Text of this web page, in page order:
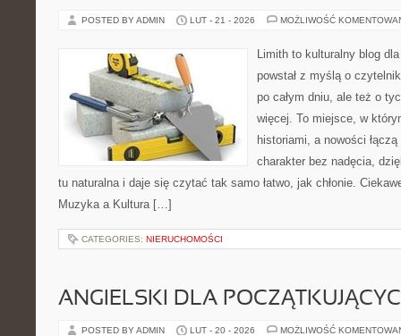
POSTED BY ADMIN LUT - 21 - 2026 MOŻLIWOŚĆ
Limith to kulturalny blog
powstał z myślą o
po całym dniu, ale też o
więcej. To miejsce, w
historiami, a nowości
charakter bez nadęcia,
tu naturalna i daje się czytać tak samo łatwo, jak chłonie.
Muzyka a Kultura […]
CATEGORIES: NIERUCHOMOŚCI
ANGIELSKI DLA
POSTED BY ADMIN LUT - 20 - 2026 MOŻLIWOŚĆ